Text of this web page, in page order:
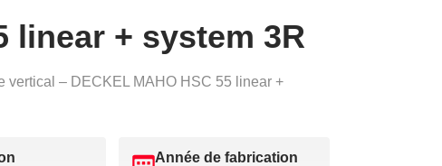
linear + system 3R
vertical – DECKEL MAHO HSC 55 linear +
Année de fabrication